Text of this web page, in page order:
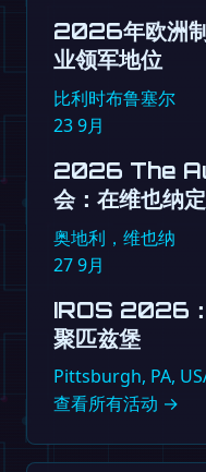
2026年欧洲制
业领军地位
比利时布鲁塞尔
239月
2026 The
会：在维也纳
奥地利，维也纳
279月
IROS 2026：
聚匹兹堡
Pittsburgh, PA,
查看所有活动 →